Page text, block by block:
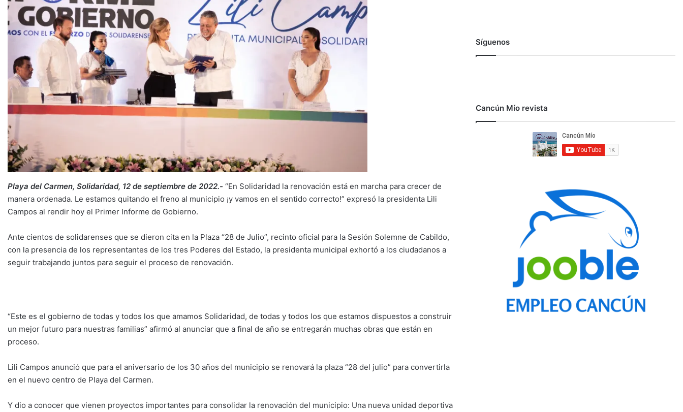
Playa del Carmen, Solidaridad, 12 de septiembre de 2022.- “En Solidaridad la renovación está en marcha para crecer de
manera ordenada. Le estamos quitando el freno al municipio ¡y vamos en el sentido correcto!” expresó la presidenta Lili
Campos al rendir hoy el Primer Informe de Gobierno.
Ante cientos de solidarenses que se dieron cita en la Plaza “28 de Julio”, recinto oficial para la Sesión Solemne de Cabildo,
con la presencia de los representantes de los tres Poderes del Estado, la presidenta municipal exhortó a los ciudadanos a
seguir trabajando juntos para seguir el proceso de renovación.
“Este es el gobierno de todas y todos los que amamos Solidaridad, de todas y todos los que estamos dispuestos a construir
un mejor futuro para nuestras familias” afirmó al anunciar que a final de año se entregarán muchas obras que están en
proceso.
Lili Campos anunció que para el aniversario de los 30 años del municipio se renovará la plaza “28 del julio” para convertirla
en el nuevo centro de Playa del Carmen.
Y dio a conocer que vienen proyectos importantes para consolidar la renovación del municipio: Una nueva unidad deportiva
Síguenos
Cancún Mío revista